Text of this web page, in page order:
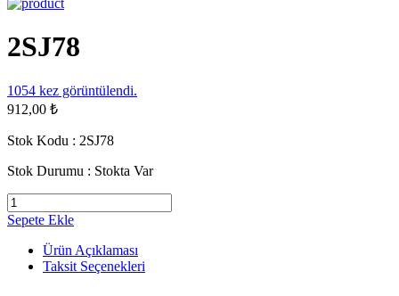
2SJ78
1054 kez görüntülendi.
912,00 ₺
Stok Kodu : 2SJ78
Stok Durumu : Stokta Var
Sepete Ekle
Ürün Açıklaması
Taksit Seçenekleri